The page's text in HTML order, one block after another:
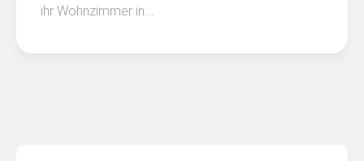
ihr Wohnzimmer in...